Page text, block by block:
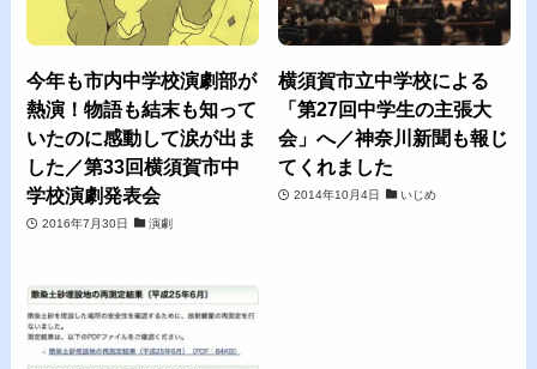
今年も市内中学校演劇部が
熱演！物語も結末も知って
いたのに感動して涙が出ま
した／第33回横須賀市中
学校演劇発表会
2016年7月30日 演劇
横須賀市立中学校による
「第27回中学生の主張大
会」へ／神奈川新聞も報じ
てくれました
2014年10月4日 いじめ